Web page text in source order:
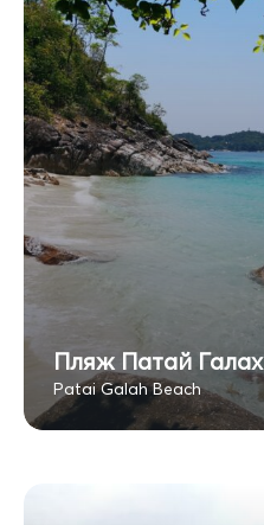
Пляж Патай Галах
Patai Galah Beach